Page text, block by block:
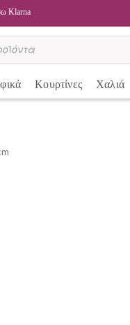
Klarna
Κουρτίνες Χαλιά